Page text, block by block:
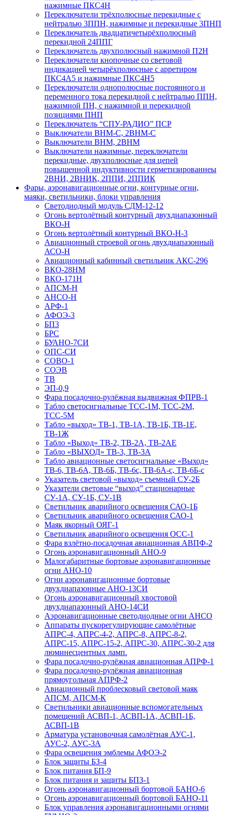
нажимные ПКС4Н
Переключатели трёхполюсные перекидные с
нейтралью 3ППН, нажимные и перекидные 3ПНП
Переключатель двадцатичетырёхполюсный
перекидной 24ППГ
Переключатель двухполюсный нажимной П2Н
Переключатели кнопочные со световой
индикацией четырёхполюсные с арретиром
ПКС4А5 и нажимные ПКС4Н5
Переключатели однополюсные постоянного и
переменного тока перекидной с нейтралью ППН,
нажимной ПН, с нажимной и перекидной
позициями ПНП
Переключатель “СПУ-РАДИО” ПСР
Выключатели ВНМ-С, 2ВНМ-С
Выключатели ВНМ, 2ВНМ
Выключатели нажимные, переключатели
перекидные, двухполюсные для цепей
повышенной индуктивности герметизированнеы
2ВНИ, 2ВНИК, 2ППИ, 2ППИК
Фары, аэронавигационные огни, контyрные огни,
маяки, светильники, блоки управления
Светодиодный модуль СДМ-12-12
Огонь вертолётный контурный двухдиапазонный
ВКО-Н
Огонь вертолётный контурный ВКО-Н-3
Авиационный строевой огонь двухдиапазонный
АСО-Н
Авиационный кабинный светильник АКС-296
ВКО-28НМ
ВКО-171Н
АПСМ-Н
АНСО-Н
АРФ-1
АФОЭ-3
БП3
БРС
БУАНО-7СИ
ОПС-СИ
СОВО-1
СОЭВ
ТВ
ЭП-0,9
Фара посадочно-рулёжная выдвижная ФПРВ-1
Табло светосигнальные ТСС-1М, ТСС-2М,
ТСС-5М
Табло «выход» ТВ-1, ТВ-1А, ТВ-1Б, ТВ-1Е,
ТВ-1Ж
Табло «Выход» ТВ-2, ТВ-2А, ТВ-2АЕ
Табло «ВЫХОД» ТВ-3, ТВ-3А
Табло авиационные светосигнальные «Выход»
ТВ-6, ТВ-6А, ТВ-6Б, ТВ-6с, ТВ-6А-с, ТВ-6Б-с
Указатель световой «выход» съемный СУ-2Б
Указатели световые “выход” стационарные
СУ-1А, СУ-1Б, СУ-1В
Светильник аварийного освещения САО-1Б
Светильник аварийного освещения САО-1
Маяк якорный ОЯГ-1
Светильник аварийного освещения ОСС-1
Фара взлётно-посадочная авиационная АВПФ-2
Огонь аэронавигационный АНО-9
Малогабаритные бортовые аэронавигационные
огни АНО-10
Огни аэронавигационные бортовые
двухдиапазонные АНО-13СИ
Огонь аэронавигационный хвостовой
двухдиапазонный АНО-14СИ
Аэронавигационные светодиодные огни АНСО
Аппараты пускорегулирующие самолётные
АПРС-4, АПРС-4-2, АПРС-8, АПРС-8-2,
АПРС-15, АПРС-15-2, АПРС-30, АПРС-30-2 для
люминесцентных ламп.
Фара посадочно-рулёжная авиационная АПРФ-1
Фара посадочно-рулёжная авиационная
прямоугольная АПРФ-2
Авиационный проблесковый световой маяк
АПСМ, АПСМ-К
Светильники авиационные вспомогательных
помещений АСВП-1, АСВП-1А, АСВП-1Б,
АСВП-1В
Арматура установочная самолётная АУС-1,
АУС-2, АУС-3А
Фара освещения эмблемы АФОЭ-2
Блок защиты БЗ-4
Блок питания БП-9
Блок питания и защиты БПЗ-1
Огонь аэронавигационный бортовой БАНО-6
Огонь аэронавигационный бортовой БАНО-11
Блок управления аэронавигационными огнями